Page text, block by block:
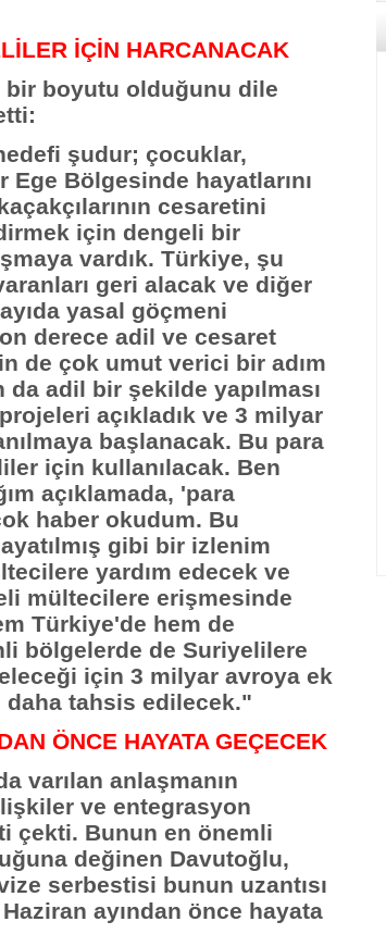
İÇİN HARCANACAK
bir boyutu olduğunu dile
şudur; çocuklar,
Ege Bölgesinde hayatlarını
cesaretini
için dengeli bir
vardık. Türkiye, şu
geri alacak ve diğer
yasal göçmeni
derece adil ve cesaret
de çok umut verici bir adım
da adil bir şekilde yapılması
açıkladık ve 3 milyar
başlanacak. Bu para
için kullanılacak. Ben
açıklamada, 'para
haber okudum. Bu
gibi bir izlenim
yardım edecek ve
mültecilere erişmesinde
Türkiye'de hem de
bölgelerde de Suriyelilere
için 3 milyar avroya ek
daha tahsis edilecek."
ÖNCE HAYATA GEÇECEK
varılan anlaşmanın
ve entegrasyon
çekti. Bunun en önemli
değinen Davutoğlu,
serbestisi bunun uzantısı
ayından önce hayata